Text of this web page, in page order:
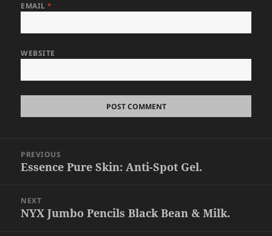
EMAIL*
WEBSITE
navigation
PREVIOUS
Previous
Essence Pure Skin: Anti-Spot Gel.
NEXT
Next
NYX Jumbo Pencils Black Bean & Milk.